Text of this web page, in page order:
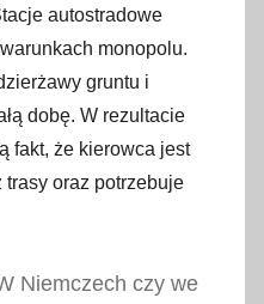
autostradowe
monopolu.
gruntu i
dobę. W rezultacie
fakt, że kierowca jest
oraz potrzebuje
Niemczech czy we